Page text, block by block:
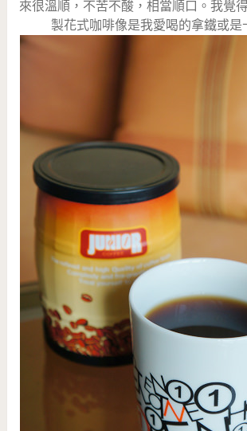
來很溫順，不苦不酸，相當順口。我覺
製花式咖啡像是我愛喝的拿鐵或是